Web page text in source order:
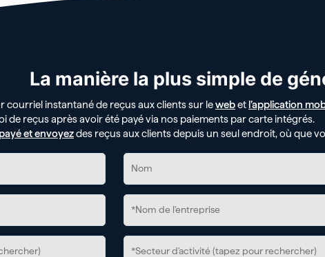
La manière la plus simple de
courriel instantané de reçus aux clients sur lewebet l’application
de reçus après avoir été payé via nos paiements par carte intégrés.
payé et envoyezdes reçus aux clients depuis un seul endroit, où que